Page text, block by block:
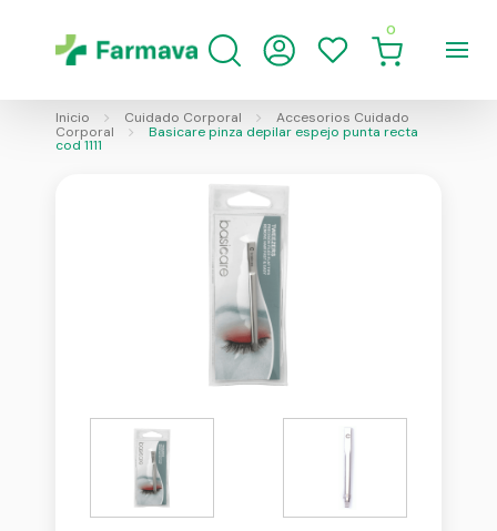
0
Inicio Cuidado Corporal
Accesorios Cuidado
Corporal
Basicare pinza depilar espejo punta recta
cod 1111